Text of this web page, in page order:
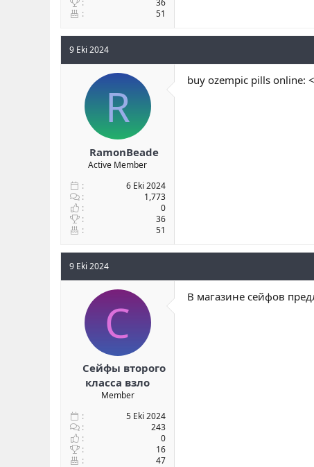
36
51
9 Eki 2024
R
RamonBeade
Active Member
6 Eki 2024
1,773
0
36
51
buy ozempic pills online:
9 Eki 2024
С
Сейфы второго
класса взло
Member
5 Eki 2024
243
0
16
47
В магазине сейфов